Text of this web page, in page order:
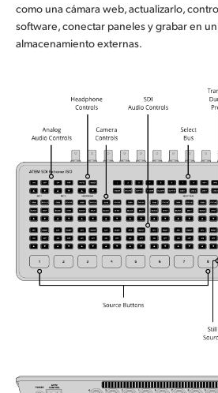
como una cámara web, actualizarlo,
software, conectar paneles y grabar en
almacenamiento externas.